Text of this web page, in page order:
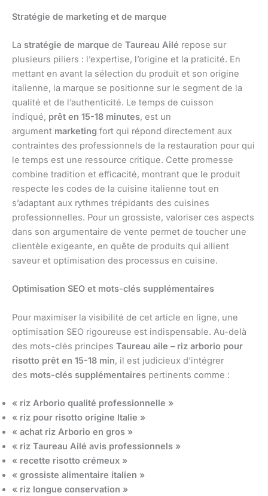
Stratégie de marketing et de marque
La stratégie de marque de Taureau Ailé repose sur
plusieurs piliers : l’expertise, l’origine et la praticité. En
mettant en avant la sélection du produit et son origine
italienne, la marque se positionne sur le segment de la
qualité et de l’authenticité. Le temps de cuisson
indiqué, prêt en 15-18 minutes, est un
argument marketing fort qui répond directement aux
contraintes des professionnels de la restauration pour qui
le temps est une ressource critique. Cette promesse
combine tradition et efficacité, montrant que le produit
respecte les codes de la cuisine italienne tout en
s’adaptant aux rythmes trépidants des cuisines
professionnelles. Pour un grossiste, valoriser ces aspects
dans son argumentaire de vente permet de toucher une
clientèle exigeante, en quête de produits qui allient
saveur et optimisation des processus en cuisine.
Optimisation SEO et mots-clés supplémentaires
Pour maximiser la visibilité de cet article en ligne, une
optimisation SEO rigoureuse est indispensable. Au-delà
des mots-clés principes Taureau aile – riz arborio pour
risotto prêt en 15-18 min, il est judicieux d’intégrer
des mots-clés supplémentaires pertinents comme :
« riz Arborio qualité professionnelle »
« riz pour risotto origine Italie »
« achat riz Arborio en gros »
« riz Taureau Ailé avis professionnels »
« recette risotto crémeux »
« grossiste alimentaire italien »
« riz longue conservation »